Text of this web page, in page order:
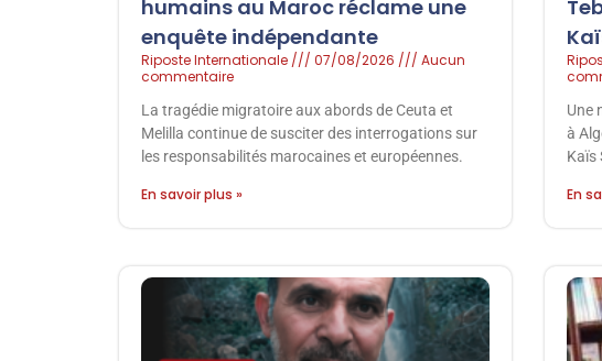
humains au Maroc réclame une
enquête indépendante
Riposte Internationale 07/08/2026
Aucun
commentaire
La tragédie migratoire aux abords de Ceuta et
Melilla continue de susciter des interrogations sur
les responsabilités marocaines et européennes.
En savoir plus »
Une
à
Kaïs
En